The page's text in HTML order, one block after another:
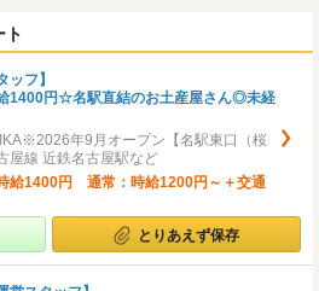
ト
ッフ】
1400円☆名駅直結のお土産屋さん◎未経
年9月オープン【名駅東口（桜
屋線 近鉄名古屋駅など
給1400円 通常：時給1200円～＋交通
とりあえず保存